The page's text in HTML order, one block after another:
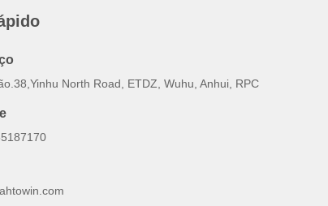
North Road, ETDZ, Wuhu, Anhui, RPC